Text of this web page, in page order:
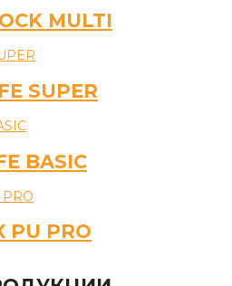
MULTI
SUPER
BASIC
PU PRO